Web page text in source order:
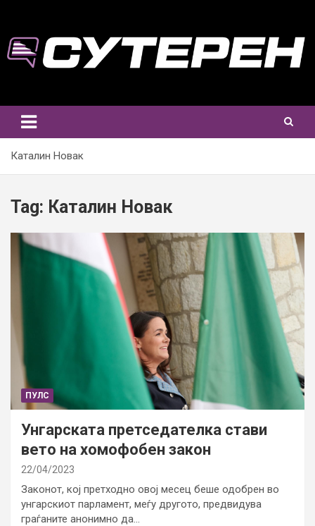
content
Каталин Новак
Tag: Каталин Новак
ПУЛС
Унгарската претседателка стави
вето на хомофобен закон
22/04/2023
Законот, кој претходно овој месец беше одобрен во
унгарскиот парламент, меѓу другото, предвидува
граѓаните анонимно да…